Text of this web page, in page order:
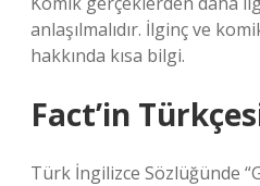
anlaşılmalıdır. İlginç ve
hakkında kısa bilgi.
Fact’in
Türk İngilizce Sözlüğünde